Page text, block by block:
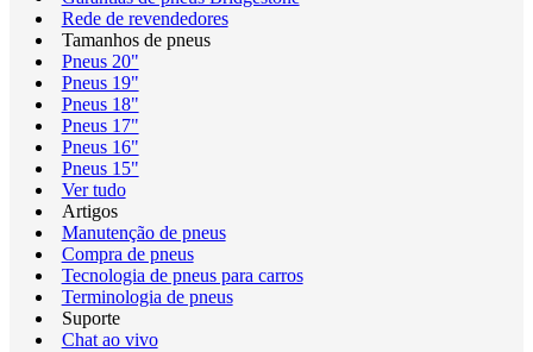
Rede de revendedores
Tamanhos de pneus
Pneus 20"
Pneus 19"
Pneus 18"
Pneus 17"
Pneus 16"
Pneus 15"
Ver tudo
Artigos
Manutenção de pneus
Compra de pneus
Tecnologia de pneus para carros
Terminologia de pneus
Suporte
Chat ao vivo